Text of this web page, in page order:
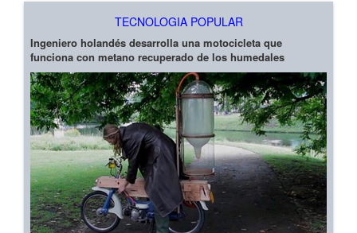
TECNOLOGIA POPULAR
Ingeniero holandés desarrolla una motocicleta que
funciona con metano recuperado de los humedales